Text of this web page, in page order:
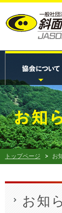
トップページ お
お知